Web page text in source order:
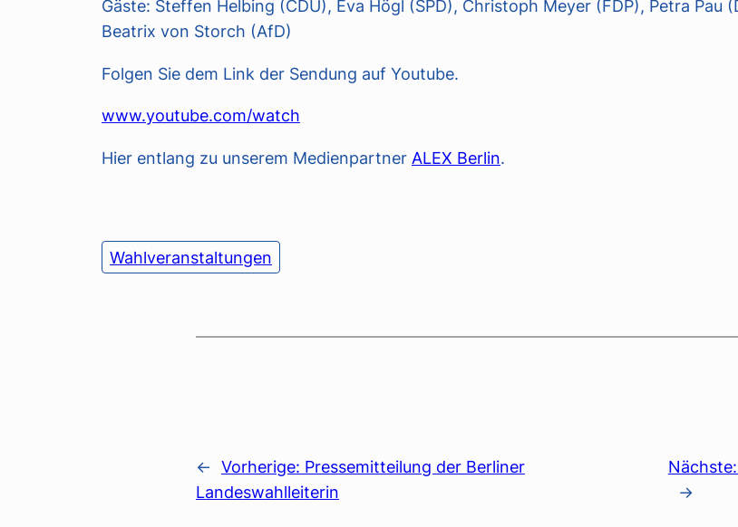
Gäste: Steffen Helbing (CDU), Eva Högl (SPD), Christoph Meyer (FDP), Petra Pau
Beatrix von Storch (AfD)
Folgen Sie dem Link der Sendung auf Youtube.
www.youtube.com/watch
Hier entlang zu unserem Medienpartner ALEX Berlin.
Wahlveranstaltungen
← Vorherige: Pressemitteilung der Berliner
Landeswahlleiterin
Nächste:
→